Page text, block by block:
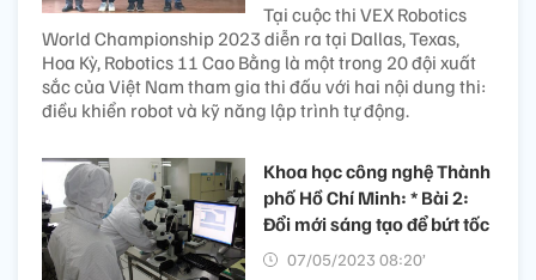
Tại cuộc thi VEX Robotics
World Championship 2023 diễn ra tại Dallas, Texas,
Hoa Kỳ, Robotics 11 Cao Bằng là một trong 20 đội xuất
sắc của Việt Nam tham gia thi đấu với hai nội dung thi:
điều khiển robot và kỹ năng lập trình tự động.
Khoa học công nghệ Thành
phố Hồ Chí Minh: * Bài 2:
Đổi mới sáng tạo để bứt tốc
07/05/2023 08:20’